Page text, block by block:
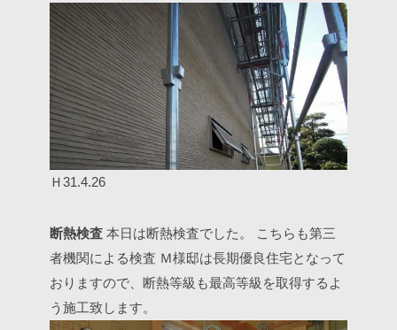
Ｈ31.4.26
断熱検査 本日は断熱検査でした。
こちらも第三
者機関による検査 Ｍ様邸は長期優良住宅となって
おりますので、断熱等級も最高等級を取得するよ
う施工致します。